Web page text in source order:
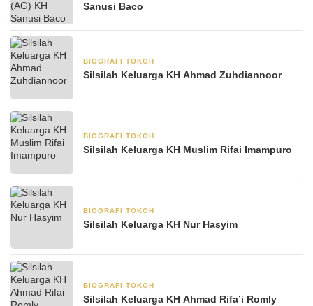
Sanusi Baco
BIOGRAFI TOKOH
Silsilah Keluarga KH Ahmad Zuhdiannoor
BIOGRAFI TOKOH
Silsilah Keluarga KH Muslim Rifai Imampuro
BIOGRAFI TOKOH
Silsilah Keluarga KH Nur Hasyim
BIOGRAFI TOKOH
Silsilah Keluarga KH Ahmad Rifa’i Romly